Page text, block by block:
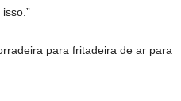
para fritadeira de ar para